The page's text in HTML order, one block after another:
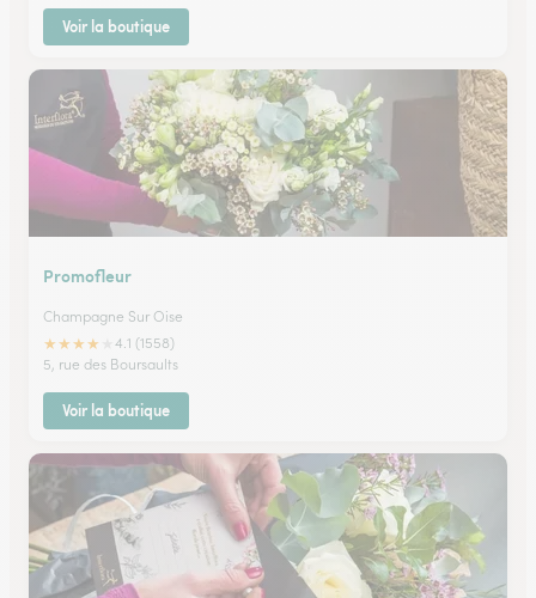
Voir la boutique
Promofleur
Champagne Sur Oise
★★★★
4.1 (1558)
5, rue des Boursaults
Voir la boutique